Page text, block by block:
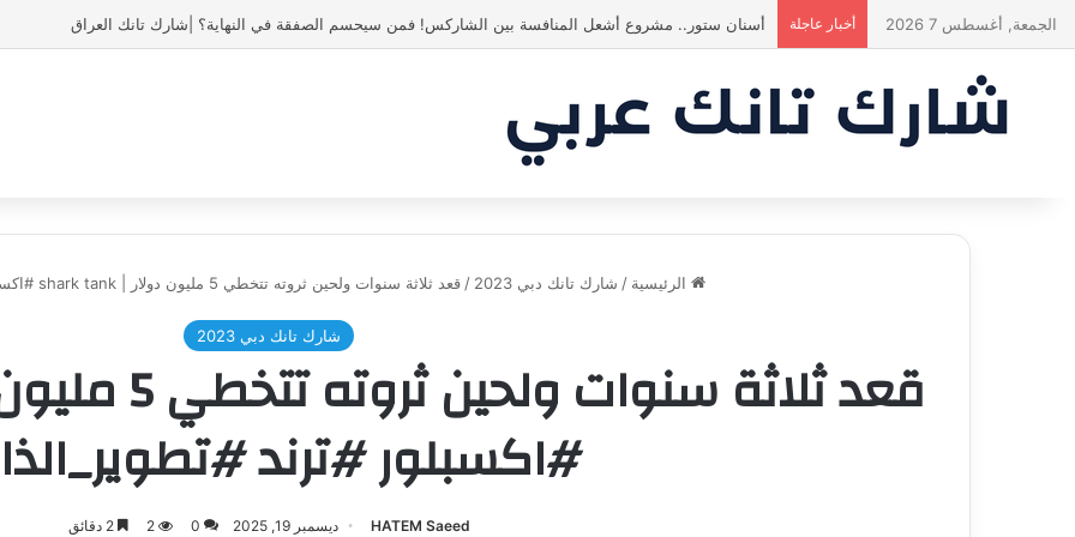
الجمعة, أغسطس 7 2026 أخبار عاجلة ياسين منصور كان ليه رأي تاني خالص! انبهر بالفكرة وآمن برائد الأعمال
الرئيسية / شارك تانك دبي 2023 / قعد ثلاثة سنوات ولحين ثروته تتخطي 5 مليون دولار | shark tank #اكسبلور #ترند #تطوير_الذات
شارك تانك دبي 2023
#اكسبلور #ترند
HATEM Saeed ديسمبر 19, 2025 0
2 2 دقائق